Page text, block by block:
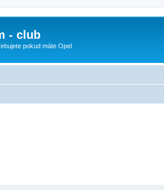
- club
pokud máte Opel